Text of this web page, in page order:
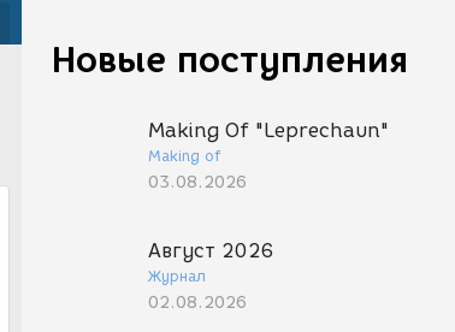
Новые поступления
Making Of "Leprechaun"
Making of
03.08.2026
Август 2026
Журнал
02.08.2026